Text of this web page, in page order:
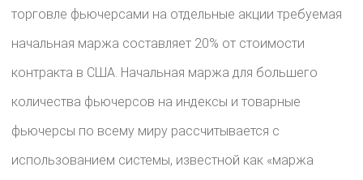
торговле фьючерсами на отдельные акции требуемая
начальная маржа составляет 20% от стоимости
контракта в США. Начальная маржа для большего
количества фьючерсов на индексы и товарные
фьючерсы по всему миру рассчитывается с
использованием системы, известной как «маржа